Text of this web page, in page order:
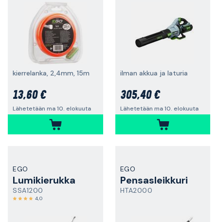
kierrelanka, 2,4mm, 15m
13,60 €
Lähetetään ma 10. elokuuta
ilman akkua ja laturia
305,40 €
Lähetetään ma 10. elokuuta
EGO
Lumikierukka
SSA1200
4,0
EGO
Pensasleikkuri
HTA2000